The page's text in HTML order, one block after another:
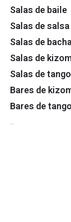
Salas de baile
Salas de salsa
Salas de
Salas de
Salas de tango
Bares de
Bares de